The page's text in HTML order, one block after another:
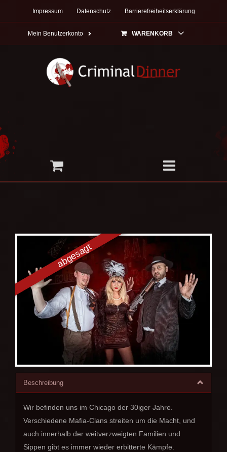
Impressum Datenschutz Barrierefreiheitserklärung
Mein Benutzerkonto WARENKORB
Beschreibung
Wir befinden uns im Chicago der 30iger Jahre.
Verschiedene Mafia-Clans streiten um die Macht, und
auch innerhalb der weitverzweigten Familien und
Sippen gibt es immer wieder erbitterte Kämpfe.